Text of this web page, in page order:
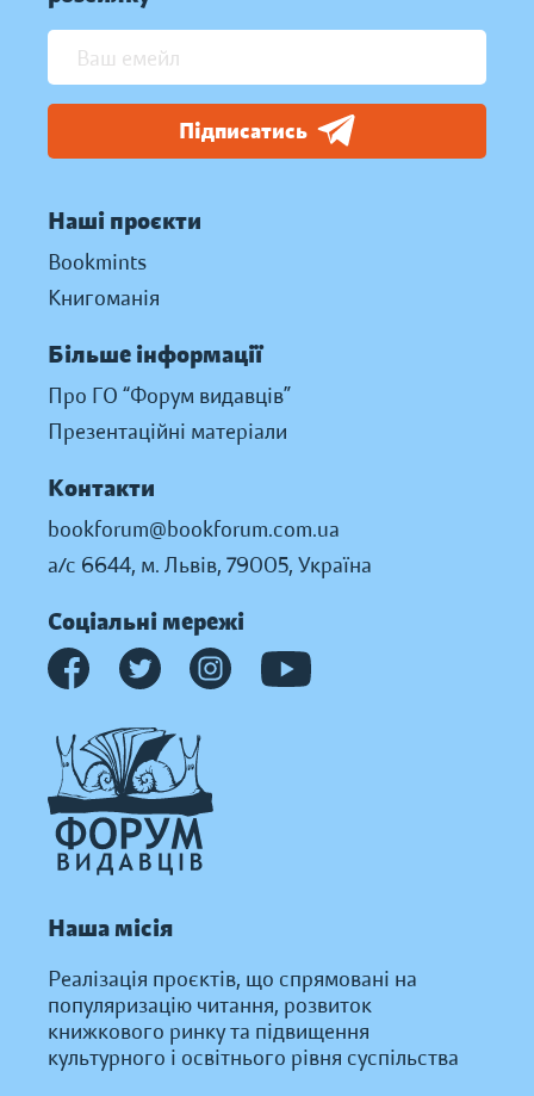
Підписатись
Наші проєкти
Bookmints
Книгоманія
Більше інформації
Про ГО “Форум видавців”
Презентаційні матеріали
Контакти
bookforum@bookforum.com.ua
а/с 6644, м. Львів, 79005, Україна
Соціальні мережі
Наша місія
Реалізація проєктів, що спрямовані на
популяризацію читання, розвиток
книжкового ринку та підвищення
культурного і освітнього рівня суспільства